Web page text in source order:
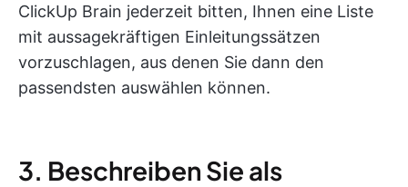
ClickUp Brain jederzeit bitten, Ihnen eine Liste
mit aussagekräftigen Einleitungssätzen
vorzuschlagen, aus denen Sie dann den
passendsten auswählen können.
3. Beschreiben Sie als